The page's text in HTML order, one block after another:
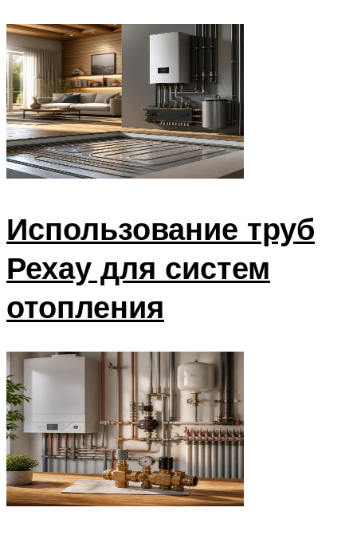
Использование труб
Рехау для систем
отопления